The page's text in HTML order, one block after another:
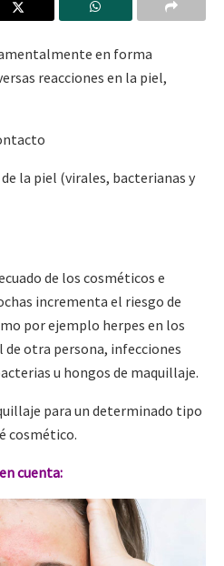
en forma
reacciones en la piel,
la piel (virales, bacterianas y
de los cosméticos e
incrementa el riesgo de
por ejemplo herpes en los
otra persona, infecciones
u hongos de maquillaje.
para un determinado tipo
cosmético.
cuenta: